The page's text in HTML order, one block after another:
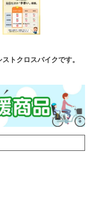
トクロスバイクです。